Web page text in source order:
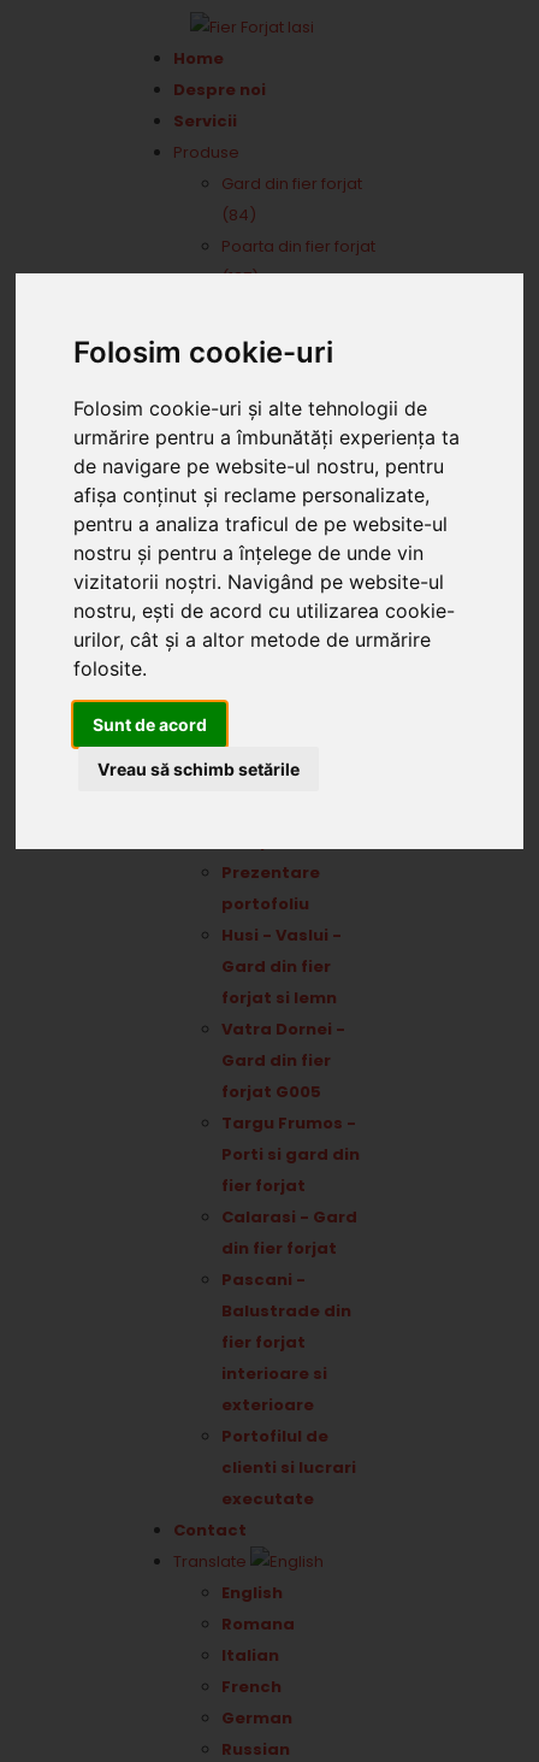
Folosim cookie-uri
Folosim cookie-uri și alte tehnologii de
urmărire pentru a îmbunătăți experiența ta
de navigare pe website-ul nostru, pentru
afișa conținut și reclame personalizate,
pentru a analiza traficul de pe website-ul
nostru și pentru a înțelege de unde vin
vizitatorii noștri. Navigând pe website-ul
nostru, ești de acord cu utilizarea cookie-
urilor, cât și a altor metode de urmărire
folosite.
Sunt de acord
Vreau să schimb setările
Home
Despre noi
Servicii
Produse
Gard din fier forjat
(84)
Poarta din fier forjat
(137)
forjat (32)
Porti din fier cu
lemn (47)
Poarta din fier si
tabla (11)
Automatizari porti
Porti batante
(4)
Porti
culisante (3)
Reduceri
Info Structuri
Portofoliu
Prezentare
portofoliu
Husi - Vaslui -
Gard din fier
forjat si lemn
Vatra Dornei -
Gard din fier
forjat G005
Targu Frumos -
Porti si gard din
fier forjat
Calarasi - Gard
din fier forjat
Pascani -
Balustrade din
fier forjat
interioare si
exterioare
Portofilul de
clienti si lucrari
executate
Contact
Translate
English
Romana
Italian
French
German
Russian